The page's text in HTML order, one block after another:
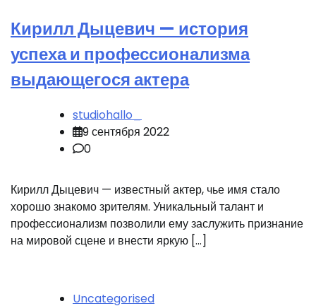
Кирилл Дыцевич — история
успеха и профессионализма
выдающегося актера
studiohallo_
9 сентября 2022
0
Кирилл Дыцевич — известный актер, чье имя стало
хорошо знакомо зрителям. Уникальный талант и
профессионализм позволили ему заслужить признание
на мировой сцене и внести яркую […]
Uncategorised